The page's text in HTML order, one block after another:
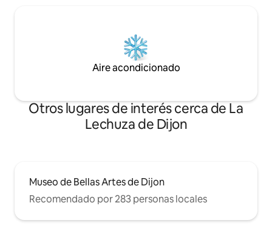
Aire acondicionado
Otros lugares de interés cerca de La
Lechuza de Dijon
Museo de Bellas Artes de Dijon
Recomendado por 283 personas locales